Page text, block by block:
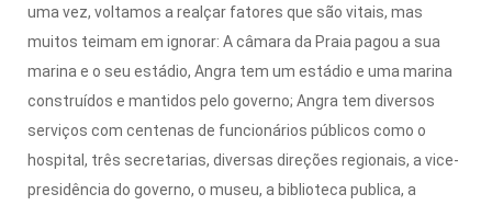
uma vez, voltamos a realçar fatores que são vitais, mas
muitos teimam em ignorar: A câmara da Praia pagou a sua
marina e o seu estádio, Angra tem um estádio e uma marina
construídos e mantidos pelo governo; Angra tem diversos
serviços com centenas de funcionários públicos como o
hospital, três secretarias, diversas direções regionais, a vice-
presidência do governo, o museu, a biblioteca publica, a